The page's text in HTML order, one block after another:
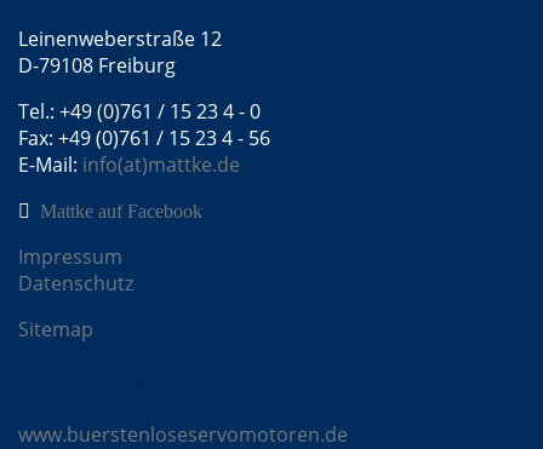
Leinenweberstraße 12
D-79108 Freiburg
Tel.: +49 (0)761 / 15 23 4 - 0
Fax: +49 (0)761 / 15 23 4 - 56
E-Mail: info(at)mattke.de
Mattke auf Facebook
Impressum
Datenschutz
Sitemap
www.buerstenloseservomotoren.de